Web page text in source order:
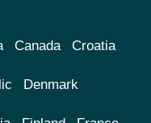
Canada Croatia
Denmark